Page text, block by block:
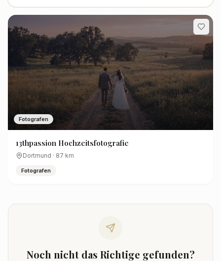
Fotografen
13thpassion Hochzeitsfotografie
Dortmund · 87 km
Fotografen
Noch nicht das Richtige gefunden?